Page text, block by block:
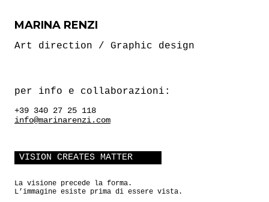
MARINA RENZI
Art direction / Graphic design
per info e collaborazioni:
+39 340 27 25 118
info@marinarenzi.com
VISION CREATES MATTER
La visione precede la forma.
L’immagine esiste prima di essere vista.